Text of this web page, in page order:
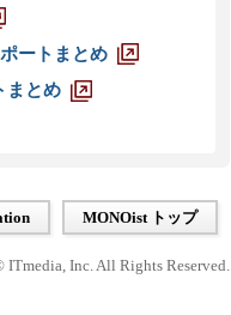
ートまとめ
まとめ
MONOist トップ
Inc. All Rights Reserved.